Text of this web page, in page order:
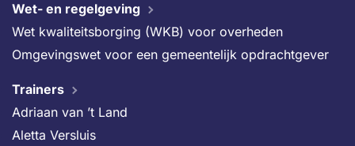
Wet- en regelgeving
Wet kwaliteitsborging (WKB) voor overheden
Omgevingswet voor een gemeentelijk opdrachtgever
Trainers
Adriaan van ’t Land
Aletta Versluis